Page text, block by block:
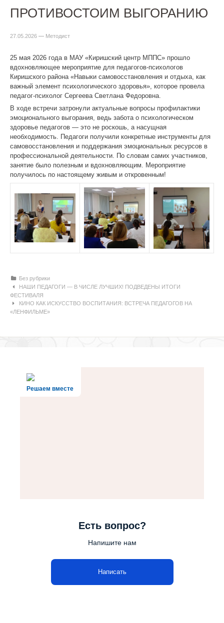
ПРОТИВОСТОИМ ВЫГОРАНИЮ
27.05.2026 — Методист
25 мая 2026 года в МАУ «Киришский центр МППС» прошло
вдохновляющее мероприятие для педагогов-психологов
Киришского района «Навыки самовосстановления и отдыха, как
важный элемент психологического здоровья», которое провела
педагог-психолог Сергеева Светлана Федоровна.
В ходе встречи затронули актуальные вопросы профилактики
эмоционального выгорания, ведь забота о психологическом
здоровье педагогов — это не роскошь, а насущная
необходимость. Педагоги получили конкретные инструменты для
самовосстановления и поддержания эмоциональных ресурсов в
профессиональной деятельности. По словам самих участников,
занятие было полезным и вдохновляющим. Мероприятие
получилось по настоящему живым и откровенным!
Рубрики
Без рубрики
Навигация по статьям
НАШИ ПЕДАГОГИ — В ЧИСЛЕ ЛУЧШИХ! ПОДВЕДЕНЫ ИТОГИ
ФЕСТИВАЛЯ
КИНО КАК ИСКУССТВО ВОСПИТАНИЯ: ВСТРЕЧА ПЕДАГОГОВ НА
«ЛЕНФИЛЬМЕ»
Решаем вместе
Есть вопрос?
Напишите нам
Написать